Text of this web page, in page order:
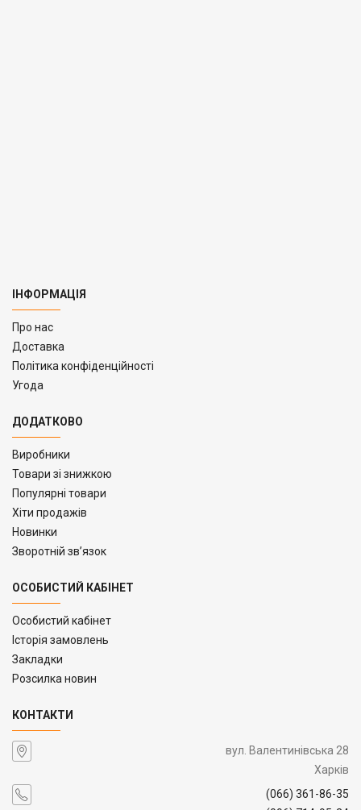
ІНФОРМАЦІЯ
Про нас
Доставка
Політика конфіденційності
Угода
ДОДАТКОВО
Виробники
Товари зі знижкою
Популярні товари
Хіти продажів
Новинки
Зворотній зв’язок
ОСОБИСТИЙ КАБІНЕТ
Особистий кабінет
Історія замовлень
Закладки
Розсилка новин
КОНТАКТИ
вул. Валентинівська 28
Харків
(066) 361-86-35